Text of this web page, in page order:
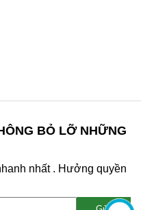
BỎ LỠ NHỮNG
nhất . Hưởng quyền